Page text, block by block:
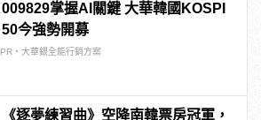
009829掌握AI關鍵 大華韓國KOSPI
50今強勢開募
PR・大華銀全能行銷方案
《逐夢練習曲》空降南韓票房冠軍，